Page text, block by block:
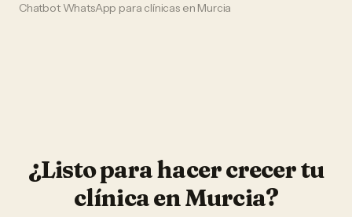
Chatbot WhatsApp para clínicasen Murcia
¿Listo para hacer crecer tu
clínicaenMurcia?